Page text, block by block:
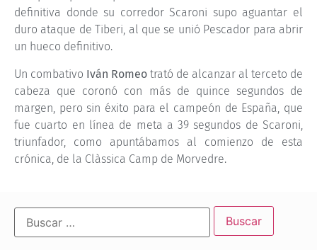
definitiva donde su corredor Scaroni supo aguantar el
duro ataque de Tiberi, al que se unió Pescador para abrir
un hueco definitivo.
Un combativo Iván Romeo trató de alcanzar al terceto de
cabeza que coronó con más de quince segundos de
margen, pero sin éxito para el campeón de España, que
fue cuarto en línea de meta a 39 segundos de Scaroni,
triunfador, como apuntábamos al comienzo de esta
crónica, de la Clàssica Camp de Morvedre.